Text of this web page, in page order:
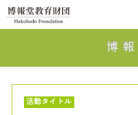
博
活動タイトル